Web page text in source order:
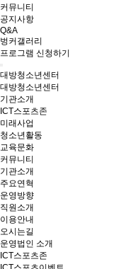
커뮤니티
공지사항
Q&A
벙커갤러리
프로그램 신청하기
대방청소년센터
대방청소년센터
기관소개
ICT스포츠존
미래사업
청소년활동
교육문화
커뮤니티
기관소개
주요연혁
운영방향
직원소개
이용안내
오시는길
운영법인 소개
ICT스포츠존